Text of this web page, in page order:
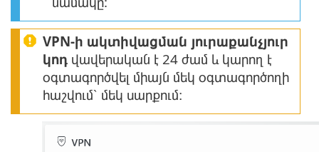
VPN-ի ակտիվացման յուրաքանչյուր
կոդ վավերական է 24 ժամ և կարող է
օգտագործվել միայն մեկ օգտագործողի
հաշվում՝ մեկ սարքում։